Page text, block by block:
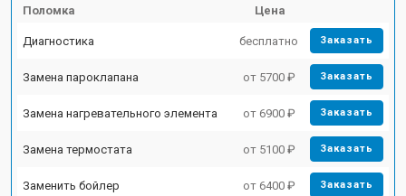
Поломка Цена
Диагностика бесплатно Заказать
Замена пароклапана от 5700 ₽ Заказать
Замена нагревательного элемента от 6900 ₽ Заказать
Замена термостата от 5100 ₽ Заказать
Заменить бойлер от 6400 ₽ Заказать